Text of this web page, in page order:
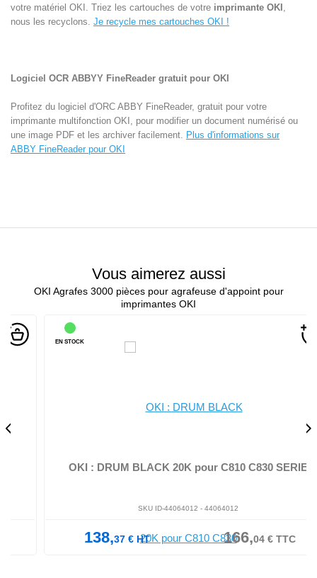
votre matériel OKI. Triez les cartouches de votre imprimante OKI ,
nous les recyclons. Je recycle mes cartouches OKI !
Logiciel OCR ABBYY FineReader gratuit pour OKI
Profitez du logiciel d'ORC ABBY FineReader, gratuit pour votre
imprimante multifonction OKI, pour modifier un document numérisé ou
une image PDF et les archiver facilement. Plus d'informations sur
ABBY FineReader pour OKI
Vous aimerez aussi
OKI Agrafes 3000 pièces pour agrafeuse d'appoint pour
imprimantes OKI
OKI : DRUM BLACK 20K pour C810 C830 SERIE
SKU ID-44064012 -44064012
138,37€HT 166,04€TTC
EN STOCK